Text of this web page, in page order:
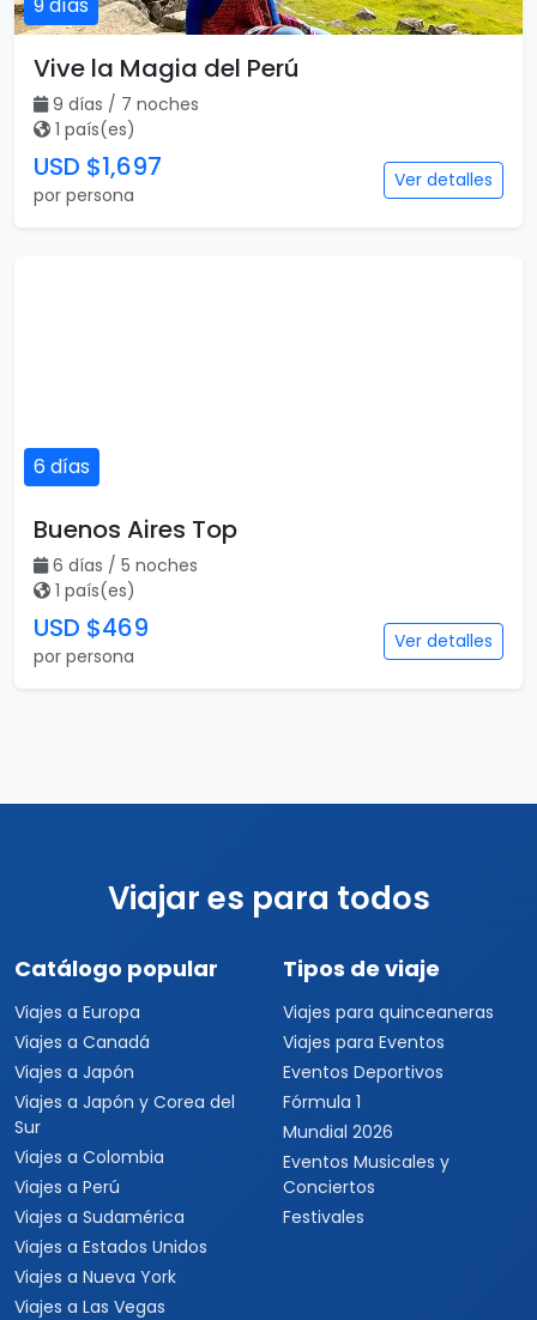
Vive la Magia del Perú
9 días / 7 noches
1 país(es)
USD $1,697
por persona
Ver detalles
6 días
Buenos Aires Top
6 días / 5 noches
1 país(es)
USD $469
por persona
Ver detalles
Viajar es para todos
Catálogo popular
Viajes a Europa
Viajes a Canadá
Viajes a Japón
Viajes a Japón y Corea del
Sur
Viajes a Colombia
Viajes a Perú
Viajes a Sudamérica
Viajes a Estados Unidos
Viajes a Nueva York
Viajes a Las Vegas
Tipos de viaje
Viajes para quinceaneras
Viajes para Eventos
Eventos Deportivos
Fórmula 1
Mundial 2026
Eventos Musicales y
Conciertos
Festivales